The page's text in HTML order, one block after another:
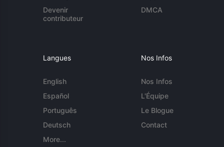
Devenir
contributeur
DMCA
Langues
English
Español
Português
Deutsch
More...
Nos Infos
Nos Infos
L'Équipe
Le Blogue
Contact